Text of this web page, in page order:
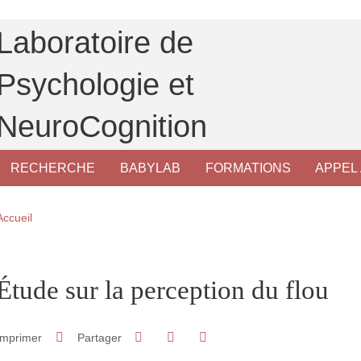
de
et
RECHERCHE BABYLAB FORMATIONS APPEL
d'Ariane
Sidebar
sur la perception du flou
Partager Partager sur Facebook
Partager sur LinkedIn